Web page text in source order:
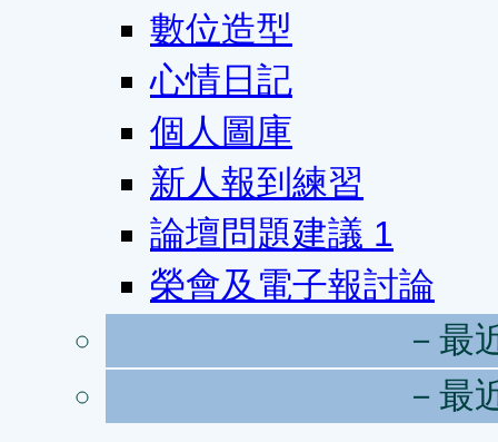
數位造型
心情日記
個人圖庫
新人報到練習
論壇問題建議 1
榮會及電子報討論
－最
－最